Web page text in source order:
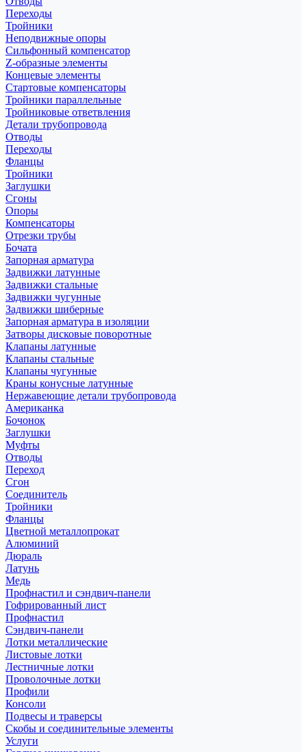
Переходы
Тройники
Неподвижные опоры
Cильфонный компенсатор
Z-образные элементы
Концевые элементы
Стартовые компенсаторы
Тройники параллельные
Тройниковые ответвления
Детали трубопровода
Отводы
Переходы
Фланцы
Тройники
Заглушки
Сгоны
Опоры
Компенсаторы
Отрезки трубы
Бочата
Запорная арматура
Задвижки латунные
Задвижки стальные
Задвижки чугунные
Задвижки шиберные
Запорная арматура в изоляции
Затворы дисковые поворотные
Клапаны латунные
Клапаны стальные
Клапаны чугунные
Краны конусные латунные
Нержавеющие детали трубопровода
Американка
Бочонок
Заглушки
Муфты
Отводы
Переход
Сгон
Соединитель
Тройники
Фланцы
Цветной металлопрокат
Алюминий
Дюраль
Латунь
Медь
Профнастил и сэндвич-панели
Гофрированный лист
Профнастил
Сэндвич-панели
Лотки металлические
Листовые лотки
Лестничные лотки
Проволочные лотки
Профили
Консоли
Подвесы и траверсы
Скобы и соединительные элементы
Услуги